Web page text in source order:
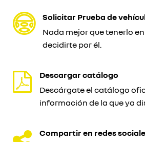
Solicitar Prueba de
Nada mejor que tenerlo
decidirte por él.
Descargar catálogo
Descárgate el catálogo
información de la que ya
Compartir en redes